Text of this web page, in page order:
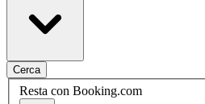
Cerca
Resta con Booking.com